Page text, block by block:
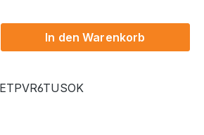
Gib den
In den Warenkorb
ETPVR6TUSOK